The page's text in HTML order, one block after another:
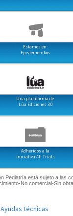
Estamos en:
Epistemonikos
Una plataforma de:
Lúa Ediciones 3.0
Adheridos a la
iniciativa All Trials
Pediatría está sujeto a las
No comercial-Sin
Ayudas técnicas